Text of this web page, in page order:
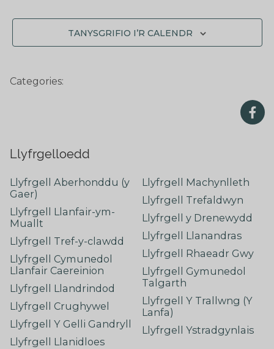
TANYSGRIFIO I’R CALENDR
Categories:
Llyfrgelloedd
Llyfrgell Aberhonddu (y
Gaer)
Llyfrgell Llanfair-ym-
Muallt
Llyfrgell Tref-y-clawdd
Llyfrgell Cymunedol
Llanfair Caereinion
Llyfrgell Llandrindod
Llyfrgell Crughywel
Llyfrgell Y Gelli Gandryll
Llyfrgell Llanidloes
Llyfrgell Machynlleth
Llyfrgell Trefaldwyn
Llyfrgell y Drenewydd
Llyfrgell Llanandras
Llyfrgell Rhaeadr Gwy
Llyfrgell Gymunedol
Talgarth
Llyfrgell Y Trallwng (Y
Lanfa)
Llyfrgell Ystradgynlais